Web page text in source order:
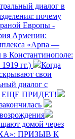
диалог в
почему
раной Европы -
Армении:
«Арпа —
Константинополе:
гг.)
Когда
свои
диалог с
ПРИДЕТ!
домой через
ПРИЗЫВ К